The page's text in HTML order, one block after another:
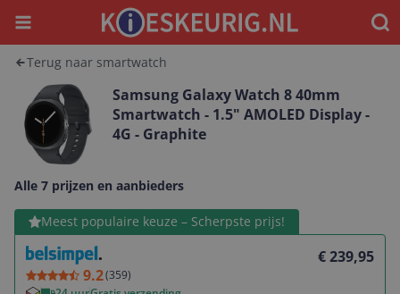
Menu
Terug naar smartwatch
Samsung Galaxy Watch 8 40mm
Smartwatch - 1.5" AMOLED Display -
4G - Graphite
Alle 7 prijzen en aanbieders
Meest populaire keuze – Scherpste prijs!
9.2(359)
€ 239,95
Bekijk product